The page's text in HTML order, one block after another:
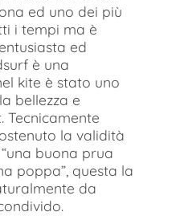
ed uno dei più
i tempi ma è
ed
è una
kite è stato uno
bellezza e
Tecnicamente
la validità
buona prua
poppa”, questa la
da